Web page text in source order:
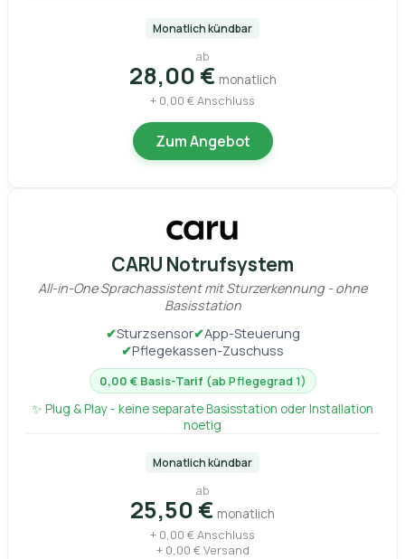
Monatlich kündbar
ab
28,00 € monatlich
+ 0,00 € Anschluss
Zum Angebot
CARU Notrufsystem
All-in-One Sprachassistent mit Sturzerkennung - ohne
Basisstation
✔Sturzsensor✔App-Steuerung
✔Pflegekassen-Zuschuss
0,00 € Basis-Tarif (ab Pflegegrad 1)
✨ Plug & Play - keine separate Basisstation oder Installation
noetig
Monatlich kündbar
ab
25,50 € monatlich
+ 0,00 € Anschluss
+ 0,00 € Versand